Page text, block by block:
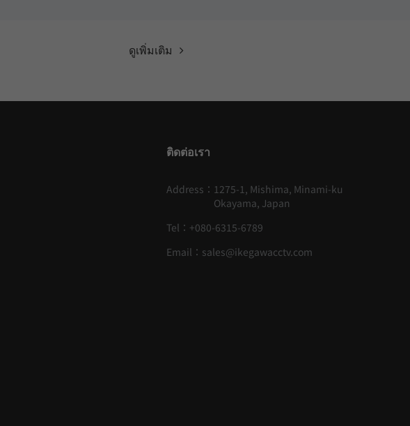
ดูเพิ่มเติม
ติดต่อเรา
Address： 1275-1, Mishima, Minami-ku
Okayama, Japan
Tel： +080-6315-6789
Email： sales@ikegawacctv.com